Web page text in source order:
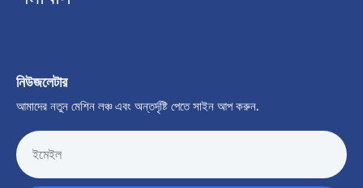
নিউজলেটার
আমাদের নতুন মেশিন লঞ্চ এবং অন্তর্দৃষ্টি পেতে সাইন আপ করুন.